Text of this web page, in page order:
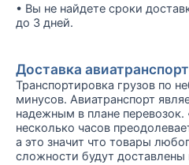
• Вы не найдете сроки
до 3 дней.
Доставка
Транспортировка грузов по
минусов. Авиатранспорт
надежным в плане перевозок.
несколько часов
а это значит что товары
сложности будут доставлены